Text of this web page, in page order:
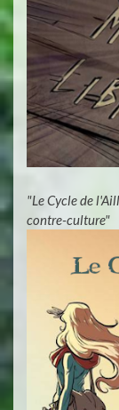
"Le Cycle de
contre-culture"